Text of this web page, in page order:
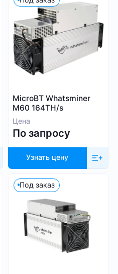
MicroBT Whatsminer
M60 164TH/s
Цена
По запросу
Узнать цену
Под заказ